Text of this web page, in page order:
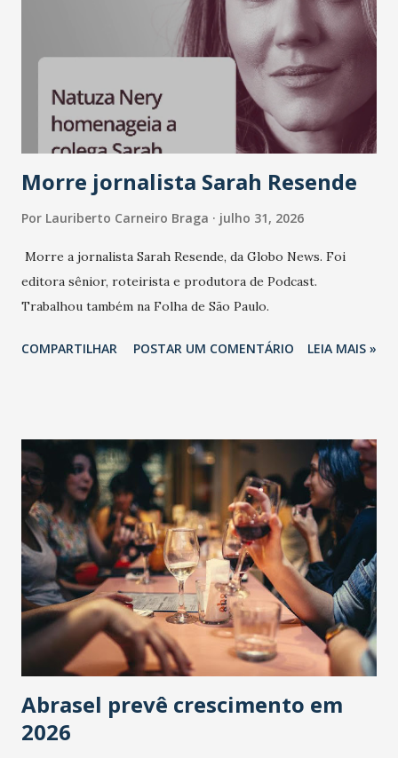
mundo fala muito e poucos entregam de verdade. O NM2B
sempre existiu para dar palco a quem constrói com
consistência, e nesta edição isso fica ainda mais claro.
Vamos reforçar que ser genuíno sustenta a confiança entre
marcas, pessoas e mercado", afirma Tamires So...
Morre jornalista Sarah Resende
Por Lauriberto Carneiro Braga julho 31, 2026
Morre a jornalista Sarah Resende, da Globo News. Foi
editora sênior, roteirista e produtora de Podcast.
Trabalhou também na Folha de São Paulo.
COMPARTILHAR POSTAR UM COMENTÁRIO LEIA MAIS »
Abrasel prevê crescimento em
2026